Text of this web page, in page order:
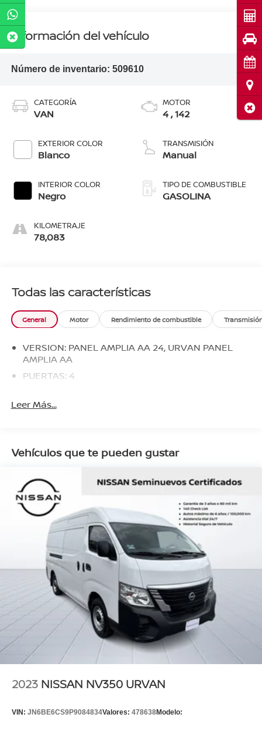
Información del vehículo
Número de inventario: 509610
CATEGORÍA
VAN
EXTERIOR COLOR
Blanco
INTERIOR COLOR
Negro
KILOMETRAJE
78,083
MOTOR
4 , 142
TRANSMISIÓN
Manual
TIPO DE COMBUSTIBLE
GASOLINA
Todas las características
General Motor Rendimiento de combustible
VERSION: PANEL AMPLIA AA 24, URVAN PANEL
AMPLIA AA
PUERTAS: 4
Leer Más...
Vehículos que te pueden gustar
2023 NISSAN NV350 URVAN
VIN: JN6BE6CS9P9084834Valores: 478638Modelo: